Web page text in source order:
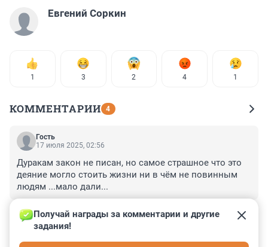
Евгений Соркин
1 3 2 4 1
КОММЕНТАРИИ 4
Гость
17 июля 2025, 02:56
Дуракам закон не писан, но самое страшное что это
деяние могло стоить жизни ни в чём не повинным
людям ...мало дали...
–0
Гость
Получай награды за комментарии и другие
задания!